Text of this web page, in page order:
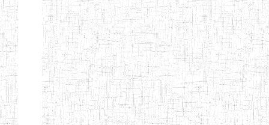
NIGHTINGALE
TEACHER
TRAINING
COLLEGE
20/08/2013 ENIEG
CHRIST THE
KING TEACHER
04/08/2010 ENIEG